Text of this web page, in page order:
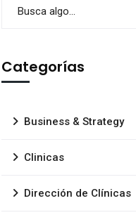
Categorías
Business & Strategy
Clinicas
Dirección de Clínicas